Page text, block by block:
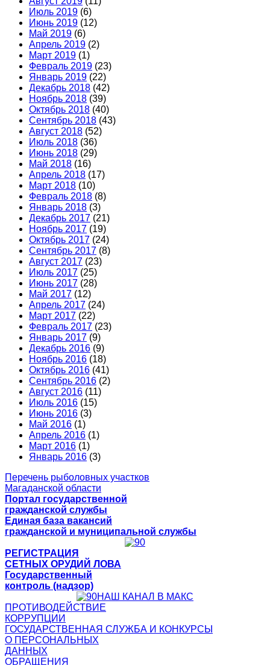
Июль 2019 (6)
Июнь 2019 (12)
Май 2019 (6)
Апрель 2019 (2)
Март 2019 (1)
Февраль 2019 (23)
Январь 2019 (22)
Декабрь 2018 (42)
Ноябрь 2018 (39)
Октябрь 2018 (40)
Сентябрь 2018 (43)
Август 2018 (52)
Июль 2018 (36)
Июнь 2018 (29)
Май 2018 (16)
Апрель 2018 (17)
Март 2018 (10)
Февраль 2018 (8)
Январь 2018 (3)
Декабрь 2017 (21)
Ноябрь 2017 (19)
Октябрь 2017 (24)
Сентябрь 2017 (8)
Август 2017 (23)
Июль 2017 (25)
Июнь 2017 (28)
Май 2017 (12)
Апрель 2017 (24)
Март 2017 (22)
Февраль 2017 (23)
Январь 2017 (9)
Декабрь 2016 (9)
Ноябрь 2016 (18)
Октябрь 2016 (41)
Сентябрь 2016 (2)
Август 2016 (11)
Июль 2016 (15)
Июнь 2016 (3)
Май 2016 (1)
Апрель 2016 (1)
Март 2016 (1)
Январь 2016 (3)
Перечень рыболовных участков
Магаданской области
Портал государственной
гражданской службы
Единая база вакансий
гражданской и муниципальной службы
РЕГИСТРАЦИЯ
СЕТНЫХ ОРУДИЙ ЛОВА
Государственный
контроль (надзор)
НАШ КАНАЛ В МАКС
ПРОТИВОДЕЙСТВИЕ
КОРРУПЦИИ
ГОСУДАРСТВЕННАЯ СЛУЖБА И КОНКУРСЫ
О ПЕРСОНАЛЬНЫХ
ДАННЫХ
ОБРАЩЕНИЯ